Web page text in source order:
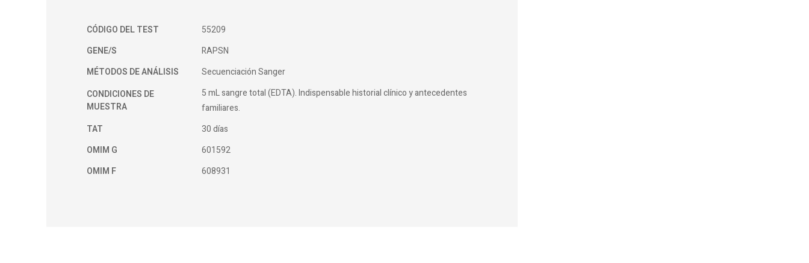
CÓDIGO DEL TEST
55209
GENE/S
RAPSN
MÉTODOS DE ANÁLISIS
Secuenciación Sanger
CONDICIONES DE
MUESTRA
5 mL sangre total (EDTA). Indispensable historial clínico y antecedentes
familiares.
TAT
30 días
OMIM G
601592
OMIM F
608931